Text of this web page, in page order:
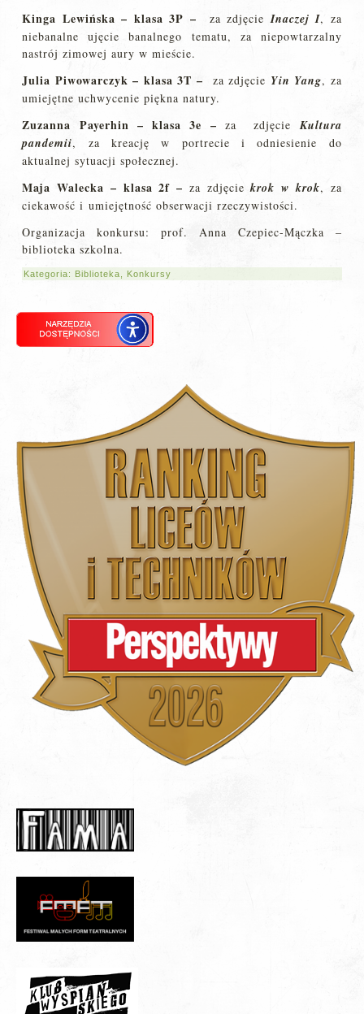
Kinga Lewińska – klasa 3P – za zdjęcie Inaczej I, za
niebanalne ujęcie banalnego tematu, za niepowtarzalny
nastrój zimowej aury w mieście.
Julia Piwowarczyk – klasa 3T – za zdjęcie Yin Yang, za
umiejętne uchwycenie piękna natury.
Zuzanna Payerhin – klasa 3e – za zdjęcie Kultura
pandemii, za kreację w portrecie i odniesienie do
aktualnej sytuacji społecznej.
Maja Walecka – klasa 2f – za zdjęciekrok w krok, za
ciekawość i umiejętność obserwacji rzeczywistości.
Organizacja konkursu: prof. Anna Czepiec-Mączka –
biblioteka szkolna.
Kategoria: Biblioteka Konkursy